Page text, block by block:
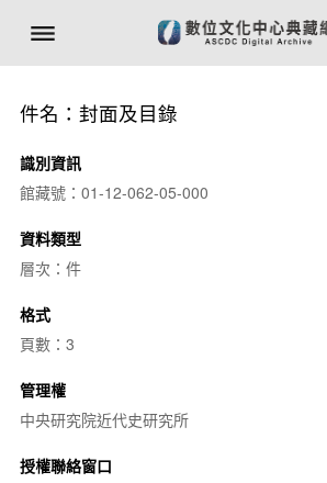
件名：封面及目錄
識別資訊
館藏號：01-12-062-05-000
資料類型
層次：件
格式
頁數：3
管理權
中央研究院近代史研究所
授權聯絡窗口